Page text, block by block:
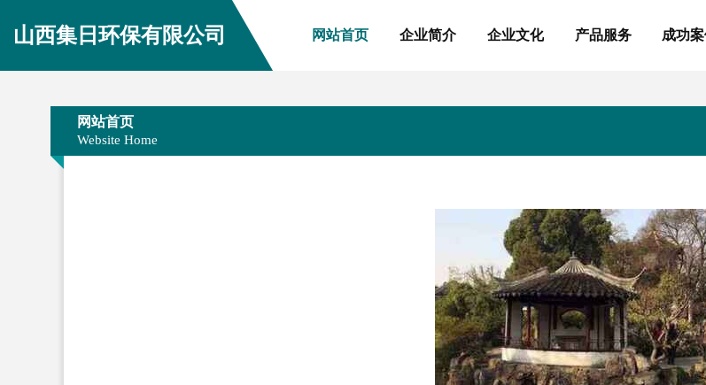
山西集日环保有限公司 网站首页 企业简介 企业文化 产品服务 成功案
网站首页
Website Home